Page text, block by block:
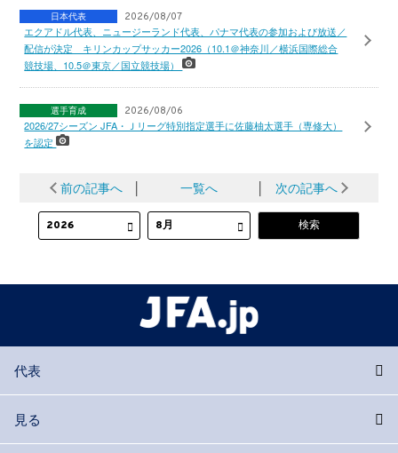
日本代表 2026/08/07
エクアドル代表、ニュージーランド代表、パナマ代表の参加および放送／
配信が決定 キリンカップサッカー2026（10.1＠神奈川／横浜国際総合
競技場、10.5＠東京／国立競技場）
選手育成 2026/08/06
2026/27シーズン JFA・Ｊリーグ特別指定選手に佐藤柚太選手（専修大）
を認定
前の記事へ │ 一覧へ │ 次の記事へ
代表
見る